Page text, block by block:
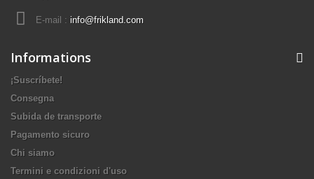
E-mail : info@frikland.com
Informations
¡Suscríbete!
Consegna
Subida de transporte
Pagamento sicuro
Chi siamo
Termini e condizioni d'uso